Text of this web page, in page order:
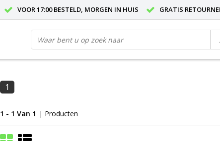
VOOR 17:00 BESTELD, MORGEN IN HUIS GRATIS
1
1 - 1 Van 1 | Producten